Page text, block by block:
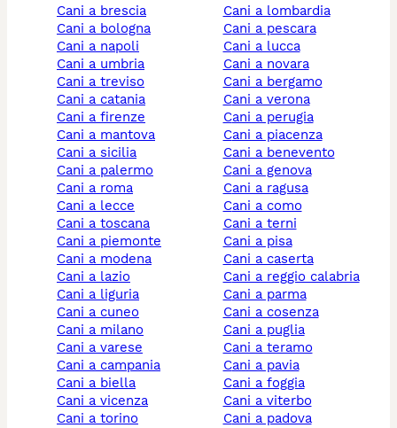
cani a brescia
cani a bologna
cani a napoli
cani a umbria
cani a treviso
cani a catania
cani a firenze
cani a mantova
cani a sicilia
cani a palermo
cani a roma
cani a lecce
cani a toscana
cani a piemonte
cani a modena
cani a lazio
cani a liguria
cani a cuneo
cani a milano
cani a varese
cani a campania
cani a biella
cani a vicenza
cani a torino
cani a lombardia
cani a pescara
cani a lucca
cani a novara
cani a bergamo
cani a verona
cani a perugia
cani a piacenza
cani a benevento
cani a genova
cani a ragusa
cani a como
cani a terni
cani a pisa
cani a caserta
cani a reggio calabria
cani a parma
cani a cosenza
cani a puglia
cani a teramo
cani a pavia
cani a foggia
cani a viterbo
cani a padova